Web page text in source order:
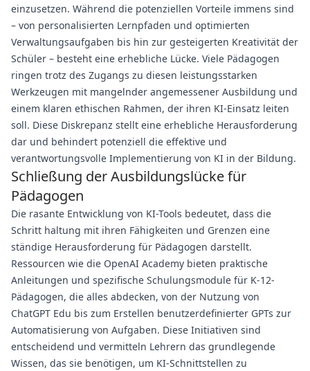
einzusetzen. Während die potenziellen Vorteile immens sind
– von personalisierten Lernpfaden und optimierten
Verwaltungsaufgaben bis hin zur gesteigerten Kreativität der
Schüler – besteht eine erhebliche Lücke. Viele Pädagogen
ringen trotz des Zugangs zu diesen leistungsstarken
Werkzeugen mit mangelnder angemessener Ausbildung und
einem klaren ethischen Rahmen, der ihren KI-Einsatz leiten
soll. Diese Diskrepanz stellt eine erhebliche Herausforderung
dar und behindert potenziell die effektive und
verantwortungsvolle Implementierung von KI in der Bildung.
Schließung der Ausbildungslücke für
Pädagogen
Die rasante Entwicklung von KI-Tools bedeutet, dass die
Schritt haltung mit ihren Fähigkeiten und Grenzen eine
ständige Herausforderung für Pädagogen darstellt.
Ressourcen wie die OpenAI Academy bieten praktische
Anleitungen und spezifische Schulungsmodule für K-12-
Pädagogen, die alles abdecken, von der Nutzung von
ChatGPT Edu bis zum Erstellen benutzerdefinierter GPTs zur
Automatisierung von Aufgaben. Diese Initiativen sind
entscheidend und vermitteln Lehrern das grundlegende
Wissen, das sie benötigen, um KI-Schnittstellen zu